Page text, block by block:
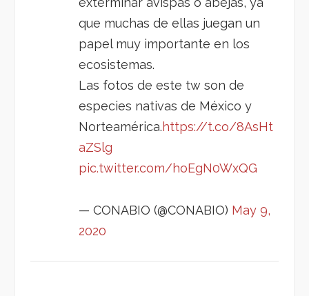
que muchas de ellas juegan un
papel muy importante en los
ecosistemas.
Las fotos de este tw son de
especies nativas de México y
Norteamérica.https://t.co/8AsHt
aZSlg
pic.twitter.com/hoEgN0WxQG
— CONABIO (@CONABIO) May 9,
2020